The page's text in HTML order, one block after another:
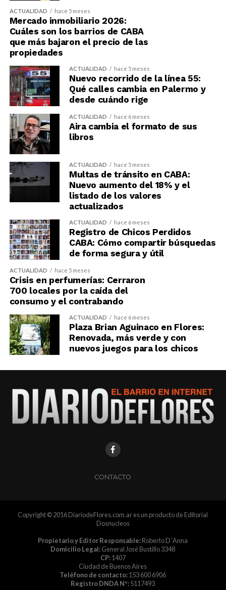
ACTUALIDAD hace 5 meses
Mercado inmobiliario 2026:
Cuáles son los barrios de CABA
que más bajaron el precio de las
propiedades
ACTUALIDAD hace 5 meses
Nuevo recorrido de la línea 55:
Qué calles cambia en Palermo y
desde cuándo rige
ACTUALIDAD hace 6 meses
Aira cambia el formato de sus
libros
ACTUALIDAD hace 5 meses
Multas de tránsito en CABA:
Nuevo aumento del 18% y el
listado de los valores
actualizados
ACTUALIDAD hace 6 meses
Registro de Chicos Perdidos
CABA: Cómo compartir búsquedas
de forma segura y útil
ACTUALIDAD hace 5 meses
Crisis en perfumerías: Cerraron
700 locales por la caída del
consumo y el contrabando
ACTUALIDAD hace 6 meses
Plaza Brian Aguinaco en Flores:
Renovada, más verde y con
nuevos juegos para los chicos
CONTACTO
Copyright © 2016 DiariodeFlores.com.ar es un producto de Editorial
Dosnucleos
Propietario y Editor Responsable:Roberto D´Anna
Domicilio Legal:General José Bustillo 3348
CP:1407
Ciudad de Buenos Aires
Teléfono de contacto:153 600 6906
Registro DNDA Nº:5117493